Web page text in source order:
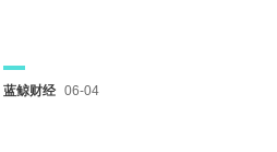
蓝鲸财经 06-04